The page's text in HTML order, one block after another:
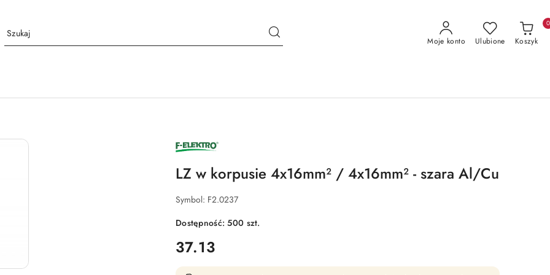
Moje konto Ulubione Koszyk
0
NAZWA
PRODUCENTA:
ELEKTRO
LZ w korpusie 4x16mm² / 4x16mm² - szara Al/Cu
Symbol: F2.0237
Dostępność:500 szt.
cena:
37.13